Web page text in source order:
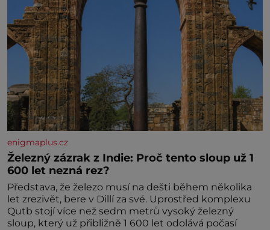
enigmaplus.cz
Železný zázrak z Indie: Proč tento sloup už 1
600 let nezná rez?
Představa, že železo musí na dešti během několika
let zrezivět, bere v Dillí za své. Uprostřed komplexu
Qutb stojí více než sedm metrů vysoký železný
sloup, který už přibližně 1 600 let odolává počasí